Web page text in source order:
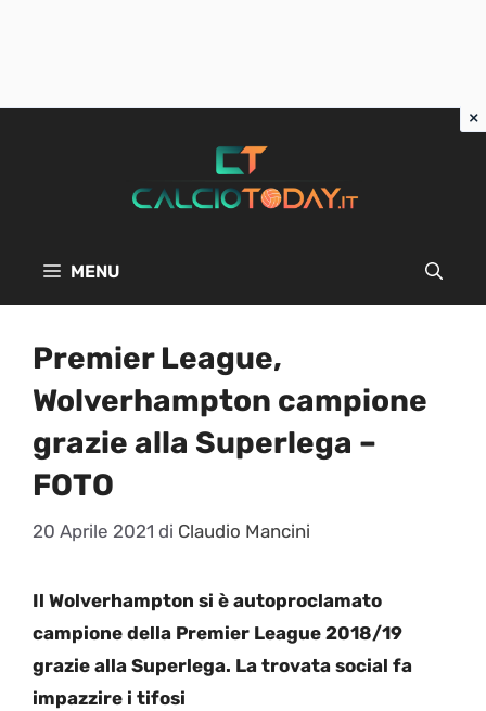
MENU
Premier League,
Wolverhampton campione
grazie alla Superlega –
FOTO
20 Aprile 2021 di Claudio Mancini
Il Wolverhampton si è autoproclamato
campione della Premier League 2018/19
grazie alla Superlega. La trovata social fa
impazzire i tifosi